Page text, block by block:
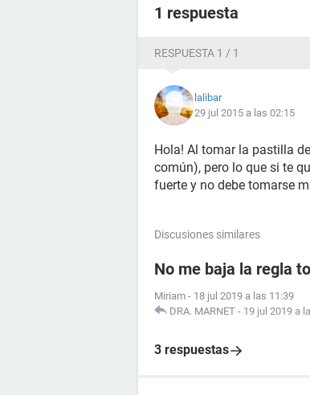
1 respuesta
RESPUESTA 1 / 1
lalibar
29 jul 2015 a las 02:15
Hola! Al tomar la pastilla
común), pero lo que si te
fuerte y no debe tomarse
Discusiones similares
No me baja la regla
Miriam - 18 jul 2019 a las 11:39
DRA. MARNET - 19 jul 2019 a
3 respuestas